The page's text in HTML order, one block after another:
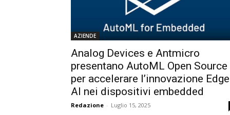
AZIENDE
Analog Devices e Antmicro
presentano AutoML Open Source
per accelerare l’innovazione Edge
AI nei dispositivi embedded
Redazione - Luglio 15, 2025